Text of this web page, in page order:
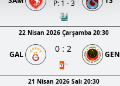
ve sizlere yönelik
detaylı bilgi için Ayarlar
P: 1 - 3
22 Nisan 2026 Çarşamba 20:30
GAL
0 : 2
GEN
21 Nisan 2026 Salı 20:30